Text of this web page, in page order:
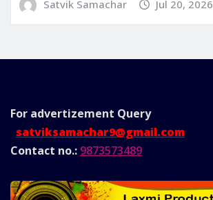
Satvik Samachar Jul 20, 2026
For advertizement Query
satviksamachar9@gmail.com
Contact no.: 9873573489